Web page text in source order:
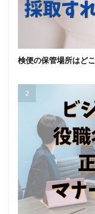
検便の保管場所はど